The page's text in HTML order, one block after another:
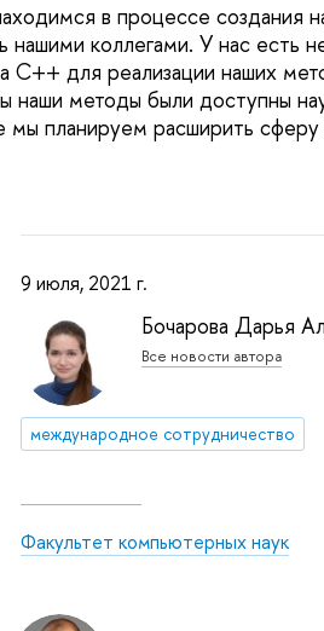
в процессе
нашими коллегами. У нас есть
C++ для реализации наших
наши методы были доступны
мы планируем расширить
9 июля, 2021 г.
Бочарова Дарья
Все новости автора
международное сотрудничество
Факультет компьютерных наук